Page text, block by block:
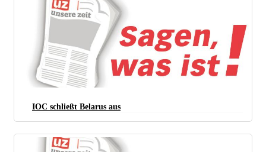
IOC schließt Belarus aus